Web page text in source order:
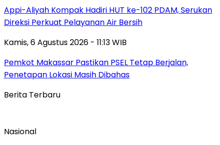
Appi-Aliyah Kompak Hadiri HUT ke-102 PDAM, Serukan
Direksi Perkuat Pelayanan Air Bersih
Kamis, 6 Agustus 2026 - 11:13 WIB
Pemkot Makassar Pastikan PSEL Tetap Berjalan,
Penetapan Lokasi Masih Dibahas
Berita Terbaru
Nasional